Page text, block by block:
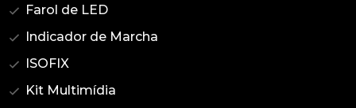
Farol de LED
Indicador de Marcha
ISOFIX
Kit Multimídia